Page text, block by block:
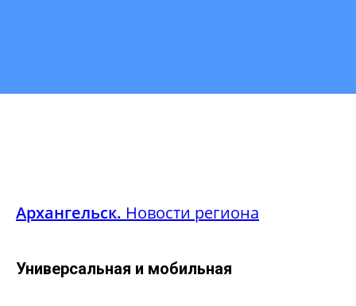
Архангельск. Новости региона
Универсальная и мобильная